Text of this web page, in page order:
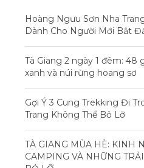
Hoàng Ngưu Sơn Nha
Dành Cho Người Mới Bắt
Tà Giang 2 ngày 1 đêm: 48
xanh và núi rừng hoang sơ
Gợi Ý 3 Cung Trekking Đi
Trang Không Thể Bỏ Lỡ
TÀ GIANG MÙA HÈ: KINH
CAMPING VÀ NHỮNG